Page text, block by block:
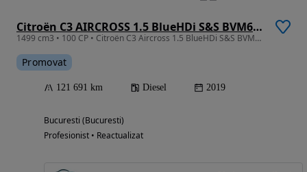
Citroën C3 AIRCROSS 1.5 BlueHDi S&S BVM6 Feel
1499 cm3 • 100 CP • Citroën C3 Aircross 1.5 BlueHDi S&S BVM6 Feel
Promovat
121 691 km Diesel 2019
Bucuresti (Bucuresti)
Profesionist • Reactualizat